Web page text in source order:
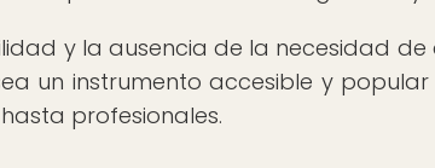
y la ausencia de la necesidad
un instrumento accesible y popular
profesionales.